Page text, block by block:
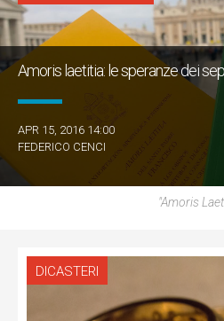
Amoris laetitia: le speranze dei
APR 15, 2016 14:00
FEDERICO CENCI
"Amoris
DICASTERI